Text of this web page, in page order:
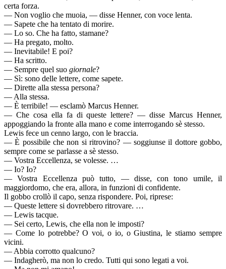
certa forza.
— Non voglio che muoia, — disse Henner, con voce lenta.
— Sapete che ha tentato di morire.
— Lo so. Che ha fatto, stamane?
— Ha pregato, molto.
— Inevitabile! E poi?
— Ha scritto.
— Sempre quel suo giornale?
— Sì: sono delle lettere, come sapete.
— Dirette alla stessa persona?
— Alla stessa.
— È terribile! — esclamò Marcus Henner.
— Che cosa ella fa di queste lettere? — disse Marcus Henner,
appoggiando la fronte alla mano e come interrogando sè stesso.
Lewis fece un cenno largo, con le braccia.
— È possibile che non si ritrovino? — soggiunse il dottore gobbo,
sempre come se parlasse a sè stesso.
— Vostra Eccellenza, se volesse. …
— Io? Io?
— Vostra Eccellenza può tutto, — disse, con tono umile, il
maggiordomo, che era, allora, in funzioni di confidente.
Il gobbo crollò il capo, senza rispondere. Poi, riprese:
— Queste lettere si dovrebbero ritrovare. …
— Lewis tacque.
— Sei certo, Lewis, che ella non le imposti?
— Come lo potrebbe? O voi, o io, o Giustina, le stiamo sempre
vicini.
— Abbia corrotto qualcuno?
— Indagherò, ma non lo credo. Tutti qui sono legati a voi.